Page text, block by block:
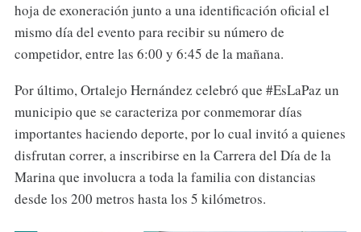
hoja de exoneración junto a una identificación oficial el
mismo día del evento para recibir su número de
competidor, entre las 6:00 y 6:45 de la mañana.
Por último, Ortalejo Hernández celebró que #EsLaPaz un
municipio que se caracteriza por conmemorar días
importantes haciendo deporte, por lo cual invitó a quienes
disfrutan correr, a inscribirse en la Carrera del Día de la
Marina que involucra a toda la familia con distancias
desde los 200 metros hasta los 5 kilómetros.